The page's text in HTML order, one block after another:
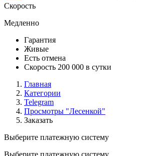
Скорость
Медленно
Гарантия
Живые
Есть отмена
Скорость 200 000 в сутки
Главная
Категории
Telegram
Просмотры "Лесенкой"
Заказать
Выберите платежную систему
Выберите платежную систему